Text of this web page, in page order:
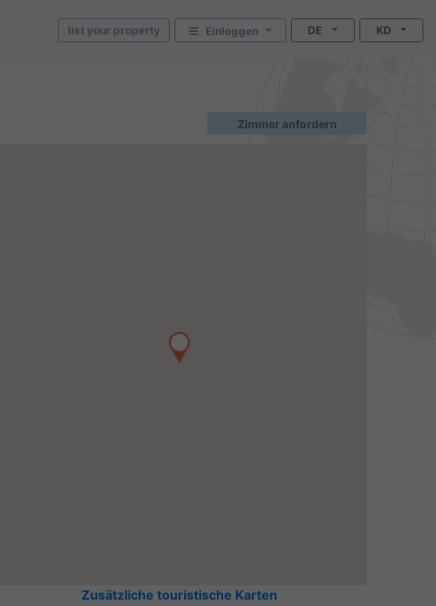
list your property Einloggen DE KD
Zimmer anfordern
Zusätzliche touristische Karten